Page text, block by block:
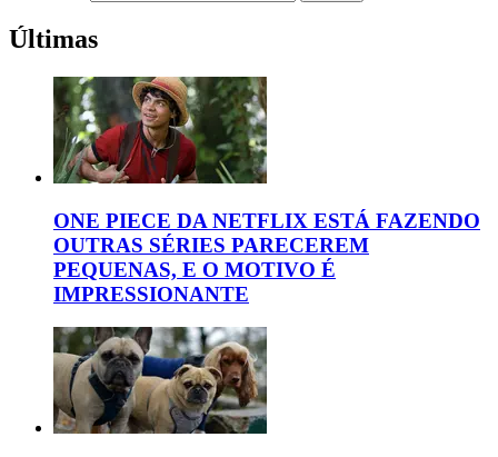
Últimas
ONE PIECE DA NETFLIX ESTÁ FAZENDO
OUTRAS SÉRIES PARECEREM
PEQUENAS, E O MOTIVO É
IMPRESSIONANTE